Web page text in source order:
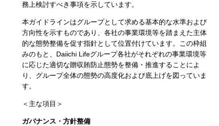
務上検討すべき事項を示しています。
本ガイドラインはグループとして求める基本的な水準および
方向性を示すものであり、各社の事業環境等を踏まえた主体
的な態勢整備を促す指針として位置付けています。この枠組
みのもと、Daiichi Lifeグループ各社がそれぞれの事業環境等
に応じた適切な贈収賄防止態勢を整備・推進することによ
り、グループ全体の態勢の高度化および底上げを図っていま
す。
＜主な項目＞
ガバナンス・方針整備